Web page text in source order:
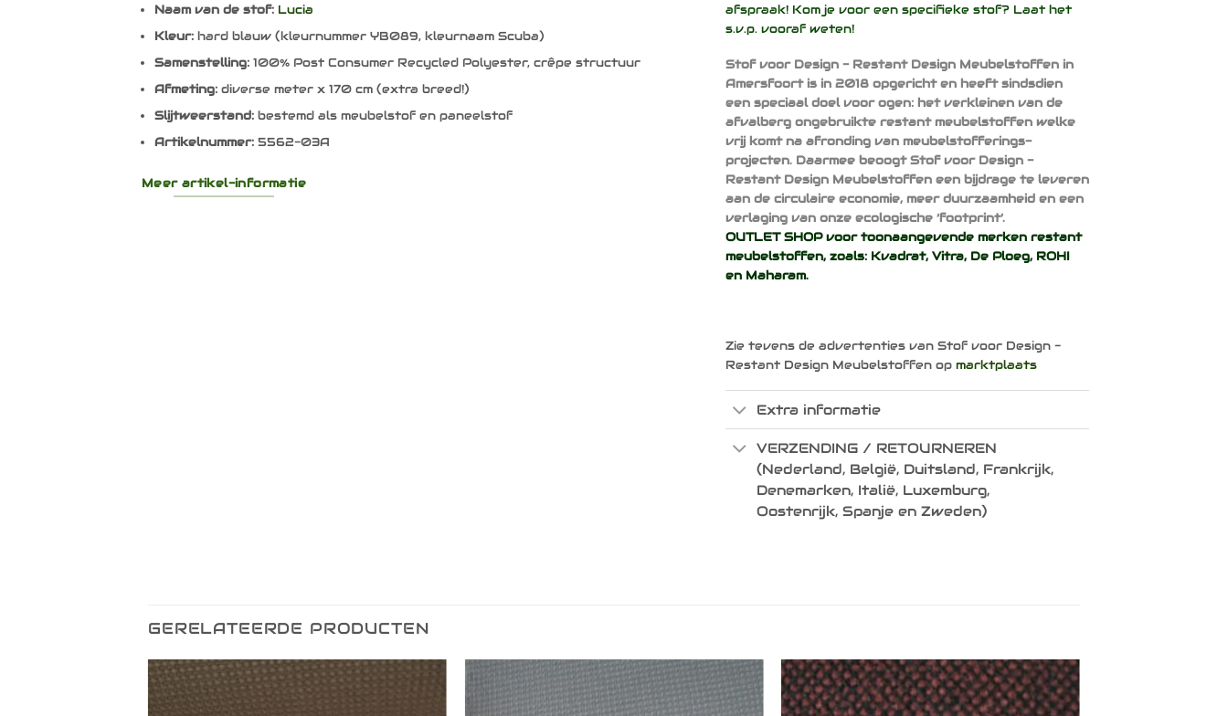
Naam van de stof: Lucia
Kleur: hard blauw (kleurnummer YB089, kleurnaam Scuba)
Samenstelling: 100% Post Consumer Recycled Polyester, crêpe structuur
Afmeting: diverse meter x 170 cm (extra breed!)
Slijtweerstand: bestemd als meubelstof en paneelstof
Artikelnummer: 5562-03A
Meer artikel-informatie
afspraak! Kom je voor een specifieke stof? Laat het
s.v.p. vooraf weten!
Stof voor Design - Restant Design Meubelstoffen in
Amersfoort is in 2018 opgericht en heeft sindsdien
een speciaal doel voor ogen: het verkleinen van de
afvalberg ongebruikte restant meubelstoffen welke
vrij komt na afronding van meubelstofferings-
projecten. Daarmee beoogt Stof voor Design -
Restant Design Meubelstoffen een bijdrage te leveren
aan de circulaire economie, meer duurzaamheid en een
verlaging van onze ecologische ‘footprint’.
OUTLET SHOP voor toonaangevende merken restant
meubelstoffen, zoals: Kvadrat, Vitra, De Ploeg, ROHI
en Maharam.
Zie tevens de advertenties van Stof voor Design -
Restant Design Meubelstoffen op marktplaats
Extra informatie
VERZENDING / RETOURNEREN
(Nederland, België, Duitsland, Frankrijk,
Denemarken, Italië, Luxemburg,
Oostenrijk, Spanje en Zweden)
GERELATEERDE PRODUCTEN
Toevoegen
aan
Toevoegen
aan